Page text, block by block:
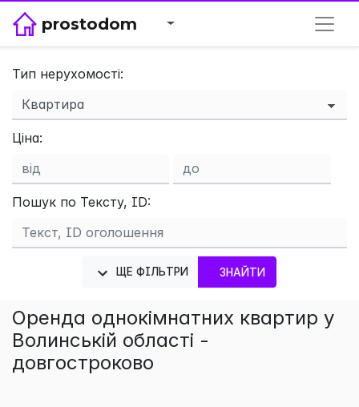
prostodom
Тип нерухомості:
Ціна:
Пошук по Тексту, ID:
ЩЕ ФІЛЬТРИ ЗНАЙТИ
Оренда однокімнатних квартир у
Волинській області -
довгостроково
×